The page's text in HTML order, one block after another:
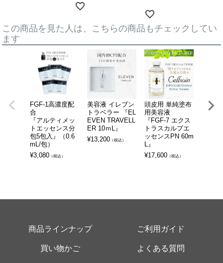
この商品を見た人は、こちらの商品もチェックしてい
ます
FGF-1高濃度配
合
『アルティメッ
トエッセンス分
包5包入』（0.6
mL/包）
¥3,080 （税込）
美容液 イレブン
トラベラー 『EL
EVEN TRAVELL
ER 10ｍL』
¥13,200 （税込）
頭皮用 単純塗布
用美容液
『FGF-7 エクス
トラスカルプエ
ッセンスPN 60m
L』
¥17,600 （税込）
『
ッセ
商品ラインナップ ご利用ガイド
買い物かご よくある質問